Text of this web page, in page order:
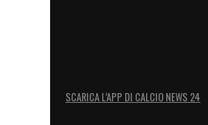
SCARICA L’APP DI CALCIO NEWS 24